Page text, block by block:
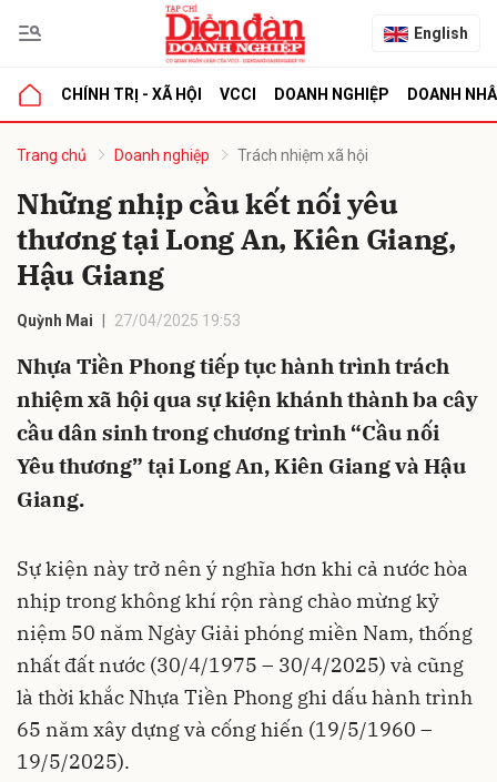
English
CHÍNH TRỊ - XÃ HỘI VCCI DOANH NGHIỆP DOANH
Trang chủ Doanh nghiệp Trách nhiệm xã hội
Những nhịp cầu kết nối yêu
thương tại Long An, Kiên Giang,
Hậu Giang
Quỳnh Mai 27/04/2025 19:53
Nhựa Tiền Phong tiếp tục hành trình trách
nhiệm xã hội qua sự kiện khánh thành ba cây
cầu dân sinh trong chương trình “Cầu nối
Yêu thương” tại Long An, Kiên Giang và Hậu
Giang.
Sự kiện này trở nên ý nghĩa hơn khi cả nước hòa
nhịp trong không khí rộn ràng chào mừng kỷ
niệm 50 năm Ngày Giải phóng miền Nam, thống
nhất đất nước (30/4/1975 – 30/4/2025) và cũng
là thời khắc Nhựa Tiền Phong ghi dấu hành trình
65 năm xây dựng và cống hiến (19/5/1960 –
19/5/2025).
luận
Hủy